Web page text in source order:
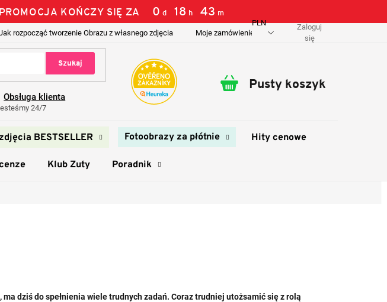
PROMOCJA KOŃCZY SIĘ ZA 0 d 18 h 43 m
rozpocząć tworzenie Obrazu z własnego zdjęcia Moje zamówienie Dostawa i płatność
PLN
Zaloguj
się
Szukaj
Obsługa klienta
24/7
Koszyk
Pusty koszyk
BESTSELLER Fotoobrazy za płótnie Hity cenowe
Klub Zuty Poradnik
ma dziś do spełnienia wiele trudnych zadań. Coraz trudniej utożsamić się z rolą